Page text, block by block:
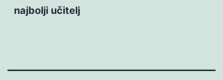
najbolji učitelj